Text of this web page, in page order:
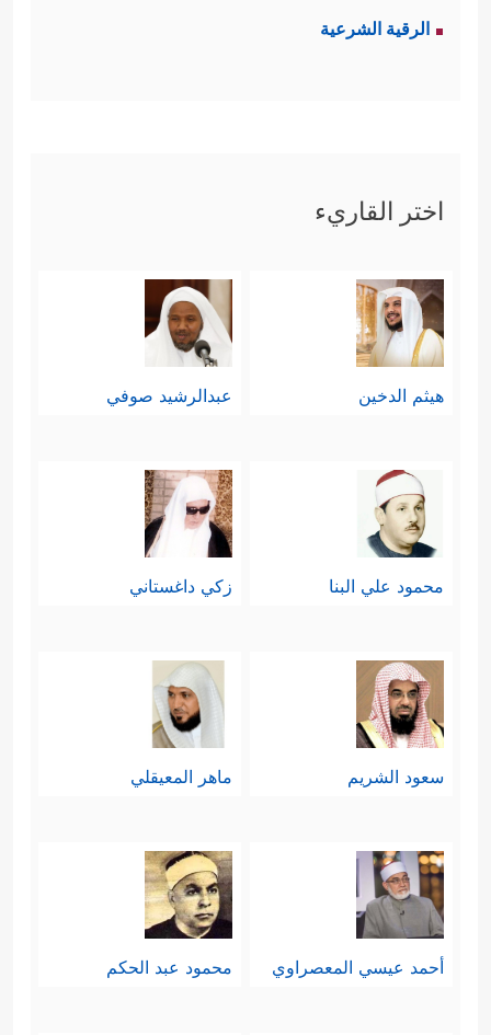
الرقية الشرعية
اختر القاريء
هيثم الدخين عبدالرشيد صوفي
محمود علي البنا زكي داغستاني
سعود الشريم ماهر المعيقلي
أحمد عيسي المعصراوي محمود عبد الحكم